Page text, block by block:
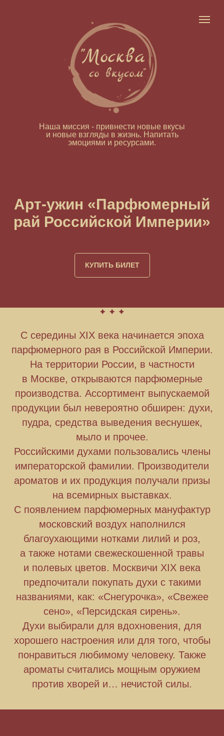
Наша миссия - привнести новые вкусы
и новые взгляды в жизнь. Напитать
эмоциями и ресурсами.
Арт-ужин «Парфюмерный
рай Российской Империи»
КУПИТЬ БИЛЕТ
С середины XIX века начинается эпоха
парфюмерного рая в Российской Империи.
На территории России, в частности
в Москве, открываются парфюмерные
производства. Ассортимент выпускаемой
продукции был невероятно обширен: духи,
пудра, средства выведения веснушек,
мыло и прочее.
Российскими духами пользовались члены
императорской фамилии. Производители
ароматов и их продукция получали призы
на всемирных выставках.
С появлением парфюмерных мануфактур
московский воздух наполнился
благоухающими нотками лилий и роз,
а также нотами свежескошенной травы
и полевых цветов. Москвичи XIX века
предпочитали покупать духи с такими
названиями, как: «Снегурочка», «Свежее
сено», «Персидская сирень».
Духи выбирали для вдохновения, для
хорошего настроения или для того, чтобы
понравиться любимому человеку. Также
ароматы считались мощным оружием
против хворей и… нечистой силы.